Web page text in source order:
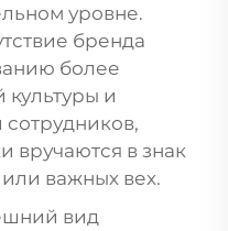
уровне.
бренда
более
и
вручаются в знак
важных вех.
вид